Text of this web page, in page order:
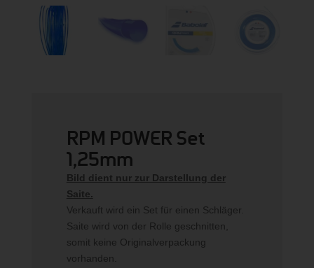
RPM POWER Set
1,25mm
Bild dient nur zur Darstellung der
Saite.
Verkauft wird ein Set für einen Schläger.
Saite wird von der Rolle geschnitten,
somit keine Originalverpackung
vorhanden.